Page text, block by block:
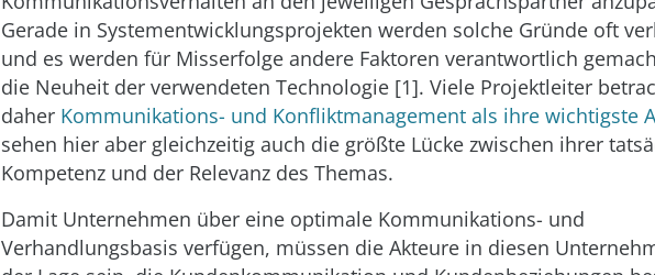
Gerade in Systementwicklungsprojekten werden solche Gründe oft
und es werden für Misserfolge andere Faktoren verantwortlich
die Neuheit der verwendeten Technologie [1]. Viele Projektleiter
daher Kommunikations- und Konfliktmanagement als ihre wichtigste
sehen hier aber gleichzeitig auch die größte Lücke zwischen ihrer
Kompetenz und der Relevanz des Themas.
Damit Unternehmen über eine optimale Kommunikations- und
Verhandlungsbasis verfügen, müssen die Akteure in diesen